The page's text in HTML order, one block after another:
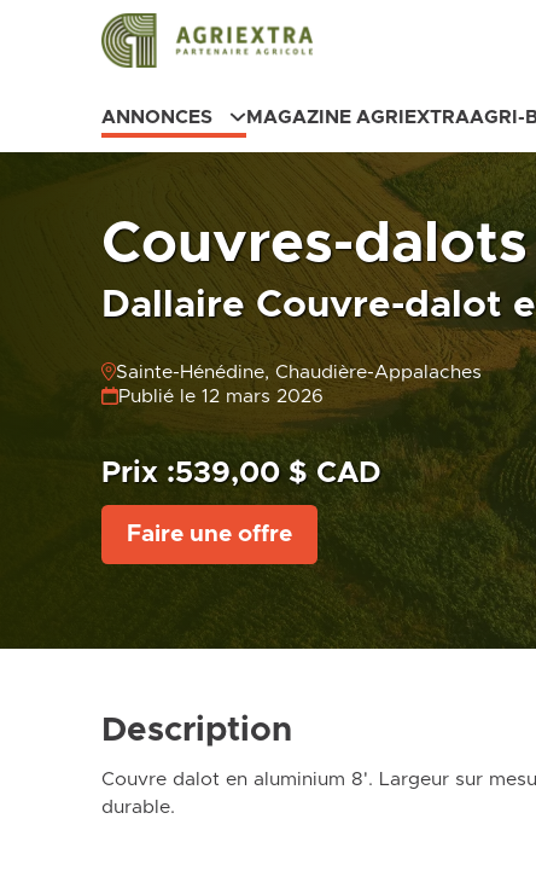
ANNONCES MAGAZINE AGRIEXTRAAGRI-
Couvres-dalots
Dallaire Couvre-dalot
Sainte-Hénédine, Chaudière-Appalaches
Publié le 12 mars 2026
Prix :539,00 $ CAD
Faire une offre
Description
Couvre dalot en aluminium 8'. Largeur sur
durable.